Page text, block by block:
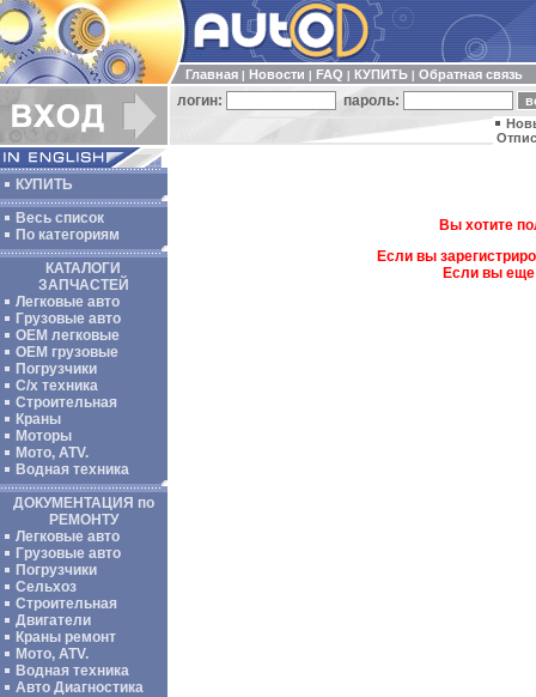
Главная Новости FAQ КУПИТЬ Обратная связь
логин: пароль:
КУПИТЬ
Весь список
По категориям
КАТАЛОГИ
ЗАПЧАСТЕЙ
Легковые авто
Грузовые авто
ОЕМ легковые
OEM грузовые
Погрузчики
С/х техника
Строительная
Краны
Моторы
Мото, ATV.
Водная техника
ДОКУМЕНТАЦИЯ по
РЕМОНТУ
Легковые авто
Грузовые авто
Погрузчики
Сельхоз
Строительная
Двигатели
Краны ремонт
Мото, ATV.
Водная техника
Авто Диагностика
Вы хотите
Если вы
Если вы еще